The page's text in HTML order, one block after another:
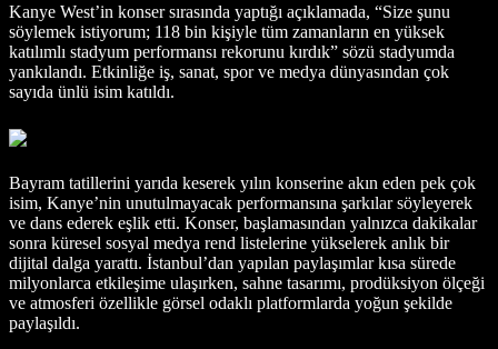
Kanye West’in konser sırasında yaptığı açıklamada, “Size şunu
söylemek istiyorum; 118 bin kişiyle tüm zamanların en yüksek
katılımlı stadyum performansı rekorunu kırdık” sözü stadyumda
yankılandı. Etkinliğe iş, sanat, spor ve medya dünyasından çok
sayıda ünlü isim katıldı.
Bayram tatillerini yarıda keserek yılın konserine akın eden pek çok
isim, Kanye’nin unutulmayacak performansına şarkılar söyleyerek
ve dans ederek eşlik etti. Konser, başlamasından yalnızca dakikalar
sonra küresel sosyal medya rend listelerine yükselerek anlık bir
dijital dalga yarattı. İstanbul’dan yapılan paylaşımlar kısa sürede
milyonlarca etkileşime ulaşırken, sahne tasarımı, prodüksiyon ölçeği
ve atmosferi özellikle görsel odaklı platformlarda yoğun şekilde
paylaşıldı.